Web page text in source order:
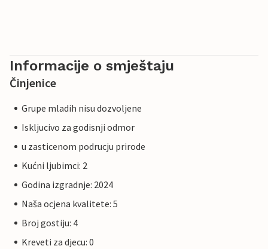
Informacije o smještaju
Činjenice
Grupe mladih nisu dozvoljene
Iskljucivo za godisnji odmor
u zasticenom podrucju prirode
Kućni ljubimci: 2
Godina izgradnje: 2024
Naša ocjena kvalitete: 5
Broj gostiju: 4
Kreveti za djecu: 0